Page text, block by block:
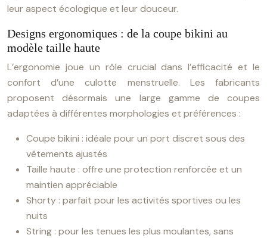
leur aspect écologique et leur douceur.
Designs ergonomiques : de la coupe bikini au
modèle taille haute
L’ergonomie joue un rôle crucial dans l’efficacité et le
confort d’une culotte menstruelle. Les fabricants
proposent désormais une large gamme de coupes
adaptées à différentes morphologies et préférences :
Coupe bikini : idéale pour un port discret sous des
vêtements ajustés
Taille haute : offre une protection renforcée et un
maintien appréciable
Shorty : parfait pour les activités sportives ou les
nuits
String : pour les tenues les plus moulantes, sans